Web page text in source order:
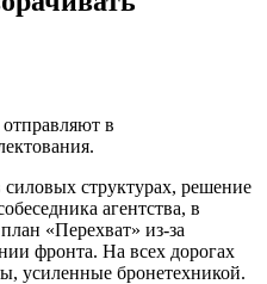
в
структурах, решение
агентства, в
«Перехват» из-за
фронта. На всех дорогах
усиленные бронетехникой.